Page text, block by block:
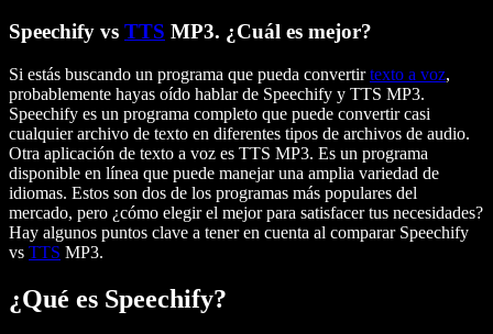
Speechify vs TTS MP3. ¿Cuál es mejor?
Si estás buscando un programa que pueda convertirtexto a voz,
probablemente hayas oído hablar de Speechify y TTS MP3.
Speechify es un programa completo que puede convertir casi
cualquier archivo de texto en diferentes tipos de archivos de audio.
Otra aplicación de texto a voz es TTS MP3. Es un programa
disponible en línea que puede manejar una amplia variedad de
idiomas. Estos son dos de los programas más populares del
mercado, pero ¿cómo elegir el mejor para satisfacer tus necesidades?
Hay algunos puntos clave a tener en cuenta al comparar Speechify
vs TTS MP3.
¿Qué es Speechify?